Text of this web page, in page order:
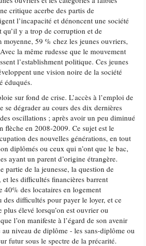
critique acerbe des partis de
l’incapacité et dénoncent une société
qu’il y a trop de corruption et de
moyenne, 59 % chez les jeunes ouvriers,
la même rudesse que le mouvement
l’establishment politique. Ces jeunes
une vision noire de la société
éduqués.
sur fond de crise. L’accès à l’emploi de
se dégrader au cours des dix dernières
oscillations ; après avoir un peu diminué
flèche en 2008-2009. Ce sujet est le
des nouvelles générations, en tout
diplômés ou ceux qui n’ont que le bac,
ayant un parent d’origine étrangère.
partie de la jeunesse, la question de
les difficultés financières barrent
40% des locataires en logement
difficultés pour payer le loyer, et ce
plus élevé lorsqu’on est ouvrier ou
l’on manifeste à l’égard de son avenir
niveau de diplôme - les sans-diplôme ou
futur sous le spectre de la précarité.